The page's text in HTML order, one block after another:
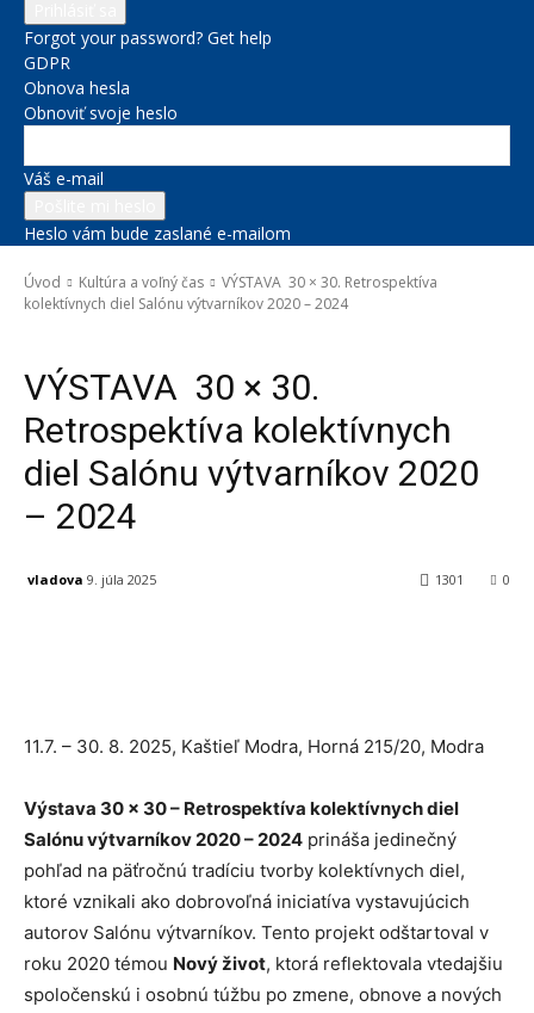
Forgot your password? Get help
GDPR
Obnova hesla
Obnoviť svoje heslo
Váš e-mail
Heslo vám bude zaslané e-mailom
Úvod Kultúra a voľný čas
VÝSTAVA 30 × 30. Retrospektíva
kolektívnych diel Salónu výtvarníkov 2020 – 2024
VÝSTAVA 30 × 30.
Retrospektíva kolektívnych
diel Salónu výtvarníkov 2020
– 2024
vladova 9. júla 2025 0
1301
11.7. – 30. 8. 2025, Kaštieľ Modra, Horná 215/20, Modra
Výstava 30 × 30 – Retrospektíva kolektívnych diel
Salónu výtvarníkov 2020 – 2024 prináša jedinečný
pohľad na päťročnú tradíciu tvorby kolektívnych diel,
ktoré vznikali ako dobrovoľná iniciatíva vystavujúcich
autorov Salónu výtvarníkov. Tento projekt odštartoval v
roku 2020 témou Nový život, ktorá reflektovala vtedajšiu
spoločenskú i osobnú túžbu po zmene, obnove a nových